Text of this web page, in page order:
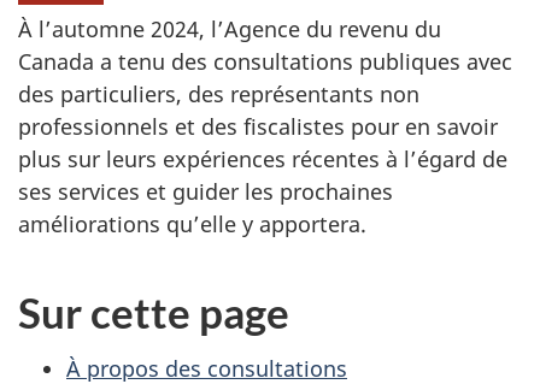
À l’automne 2024, l’Agence du revenu du
Canada a tenu des consultations publiques avec
des particuliers, des représentants non
professionnels et des fiscalistes pour en savoir
plus sur leurs expériences récentes à l’égard de
ses services et guider les prochaines
améliorations qu’elle y apportera.
Sur cette page
À propos des consultations